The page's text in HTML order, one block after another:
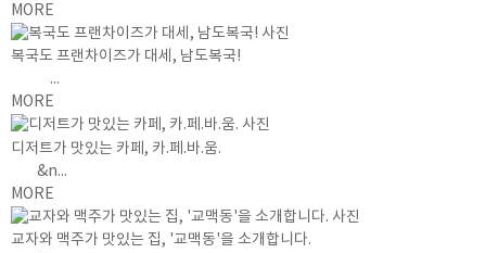
MORE
복국도 프랜차이즈가 대세, 남도복국!
...
MORE
디저트가 맛있는 카페, 카.페.바.움.
&n...
MORE
교자와 맥주가 맛있는 집, '교맥동'을 소개합니다.